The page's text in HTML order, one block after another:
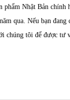
phẩm Nhật Bản
qua. Nếu bạn
với chúng tôi để